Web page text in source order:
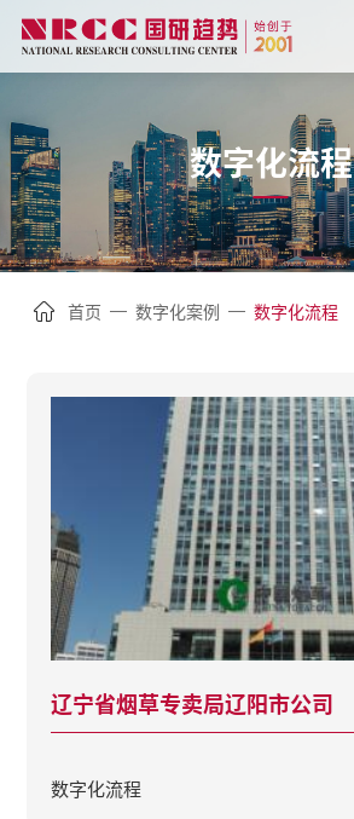
数字化流程
首页 — 数字化案例 — 数字化流程
辽宁省烟草专卖局辽阳市公司
数字化流程